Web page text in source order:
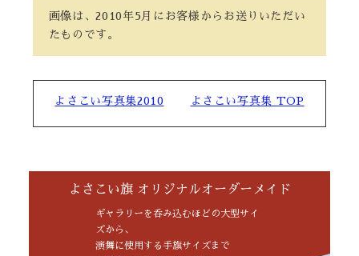
画像は、2010年5月にお客様からお送りいただい
たものです。
よさこい写真集2010 よさこい写真集 TOP
よさこい旗 オリジナルオーダーメイド
ギャラリーを呑み込むほどの大型サイ
ズから、
演舞に使用する手旗サイズまで